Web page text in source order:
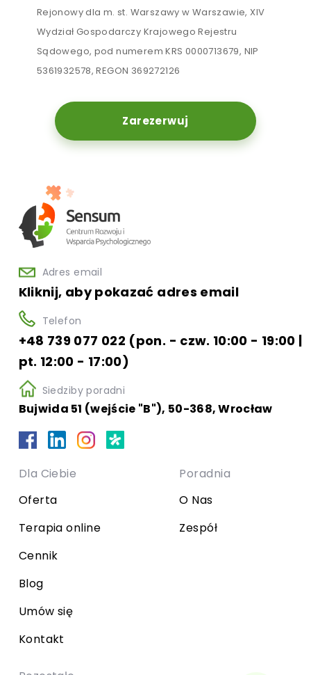
Rejonowy dla m. st. Warszawy w Warszawie, XIV
Wydział Gospodarczy Krajowego Rejestru
Sądowego, pod numerem KRS 0000713679, NIP
5361932578, REGON 369272126
Zarezerwuj
Adres email
Kliknij, aby pokazać adres email
Telefon
+48 739 077 022 (pon. - czw. 10:00 - 19:00 |
pt. 12:00 - 17:00)
Siedziby poradni
Bujwida 51 (wejście "B"), 50-368, Wrocław
Dla Ciebie
Oferta
Terapia online
Cennik
Blog
Umów się
Kontakt
Poradnia
O Nas
Zespół